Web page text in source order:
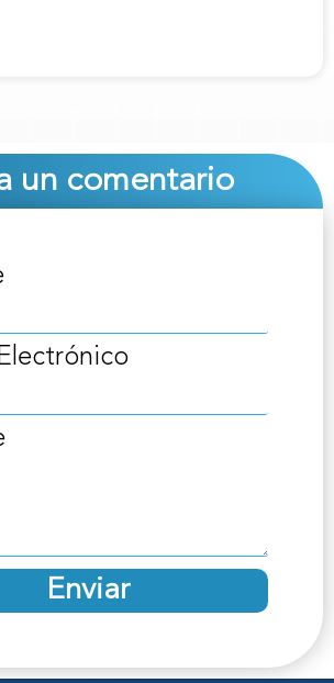
un comentario
Enviar